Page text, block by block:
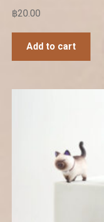
฿20.00
Add to cart